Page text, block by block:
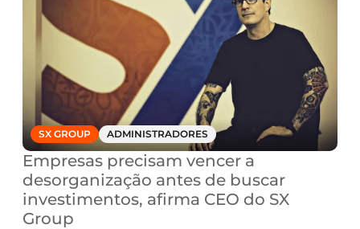
SX GROUP ADMINISTRADORES
Empresas precisam vencer a
desorganização antes de buscar
investimentos, afirma CEO do SX
Group